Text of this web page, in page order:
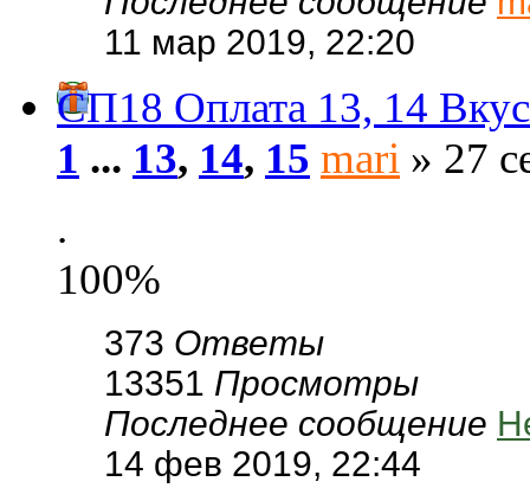
11 мар 2019, 22:20
СП18 Оплата 13, 14
1 ... 13, 14, 15 mari » 27
.
100%
373 Ответы
13351 Просмотры
Последнее сообщение
14 фев 2019, 22:44